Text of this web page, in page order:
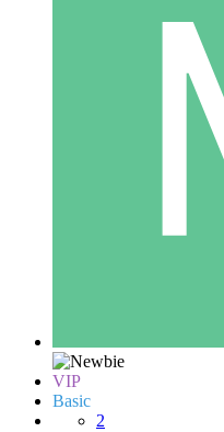
VIP
Basic
2